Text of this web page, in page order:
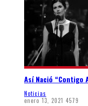
Así Nació “Contigo
Noticias
enero 13, 2021 4579